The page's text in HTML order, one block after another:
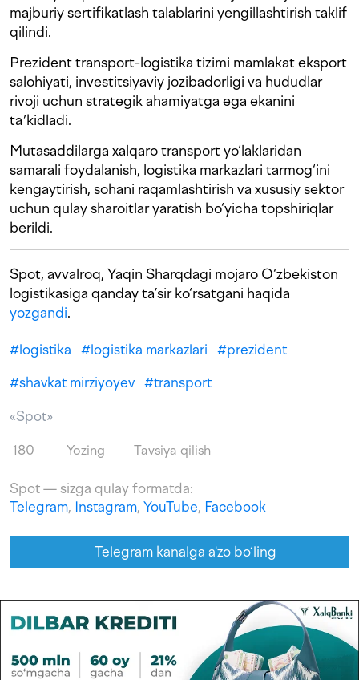
majburiy sertifikatlash talablarini yengillashtirish taklif
qilindi.
Prezident transport-logistika tizimi mamlakat eksport
salohiyati, investitsiyaviy jozibadorligi va hududlar
rivoji uchun strategik ahamiyatga ega ekanini
taʼkidladi.
Mutasaddilarga xalqaro transport yo‘laklaridan
samarali foydalanish, logistika markazlari tarmog‘ini
kengaytirish, sohani raqamlashtirish va xususiy sektor
uchun qulay sharoitlar yaratish bo‘yicha topshiriqlar
berildi.
Spot, avvalroq, Yaqin Sharqdagi mojaro O‘zbekiston
logistikasiga qanday ta’sir ko‘rsatgani haqida
yozgandi.
#logistika #logistika markazlari #prezident
#shavkat mirziyoyev #transport
«Spot»
180 Yozing Tavsiya qilish
Spot — sizga qulay formatda:
Telegram, Instagram, YouTube, Facebook
Telegram kanalga a'zo bo‘ling